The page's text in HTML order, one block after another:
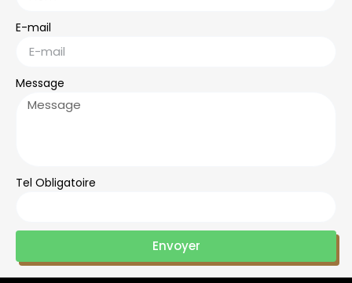
E-mail
Message
Tel Obligatoire
Envoyer